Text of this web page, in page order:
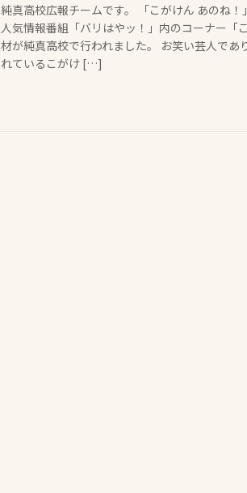
純真高校広報チームです。 「こがけん あのね！
人気情報番組「バリはやッ！」内のコーナー「
材が純真高校で行われました。 お笑い芸人であ
れているこがけ […]